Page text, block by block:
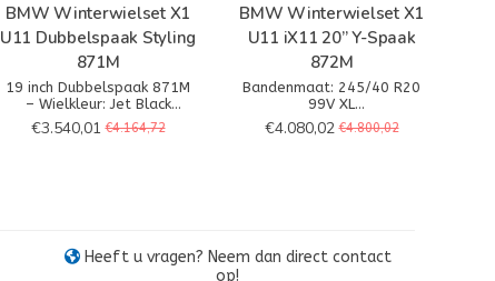
BMW Winterwielset X1
U11 Dubbelspaak Styling
871M
19 inch Dubbelspaak 871M
– Wielkleur: Jet Black
– Wielafmetingen: 8Jx19
– Bandenmaat: 245/45R19
€3.540,01 €4.164,72
BMW Winterwielset X1
U11 iX11 20” Y-Spaak
872M
Bandenmaat: 245/40 R20
99V XL
Banden: Pirelli P-Zero
Winter* MO
€4.080,02 €4.800,02
Heeft u vragen? Neem dan direct contact
op!